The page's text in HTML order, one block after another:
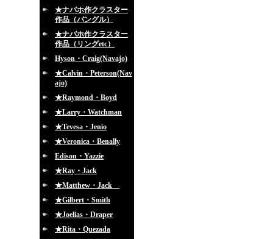
★ナバホ作クラスター
作品（バングル）
★ナバホ作クラスター
作品（リングetc）
Hyson・Craig(Navajo)
★Calvin・Peterson(Nav
ajo)
★Raymond・Boyd
★Larry・Watchman
★Tevesa・Jenio
★Veronica・Benally
Edison・Yazzie
★Ray・Jack
★Matthew・Jack
★Gilbert・Smith
★Joelias・Draper
★Rita・Quezada